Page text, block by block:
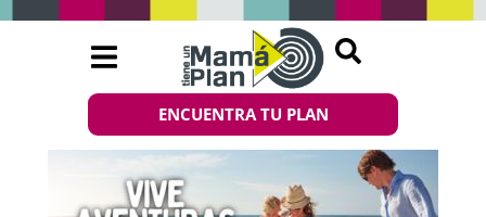
ENCUENTRA TU PLAN